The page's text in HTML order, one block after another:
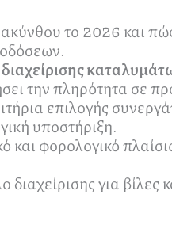
το 2026 και
διαχείρισης
την πληρότητα σε
επιλογής
υποστήριξη.
και φορολογικό
διαχείρισης για